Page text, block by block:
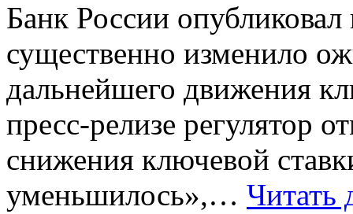
Банк России опубликовал
существенно изменило
дальнейшего движения
пресс-релизе регулятор
снижения ключевой
уменьшилось»,… Читать